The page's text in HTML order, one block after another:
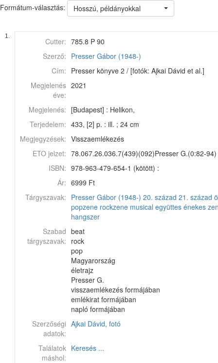
Formátum-választás: Hosszú, példányokkal
1.
Cutter: 785.8 P 90
Szerző: Presser Gábor (1948-)
Cím: Presser könyve 2 / [fotók: Ajkai Dávid et al.]
Megjelenés
éve:
2021
Megjelenés: [Budapest] : Helikon,
Terjedelem: 433, [2] p. : ill. ; 24 cm
Megjegyzések: Visszaemlékezés
ETO jelzet: 78.067.26.036.7(439)(092)Presser G.(0:82-94)
ISBN: 978-963-479-654-1 (kötött) :
Ár: 6999 Ft
Tárgyszavak: Presser Gábor (1948-) 20. század 21. század
popzene rockzene musical együttes énekes
hangszer
Szabad
tárgyszavak:
beat
rock
pop
Magyarország
életrajz
Presser G.
visszaemlékezés formájában
emlékirat formájában
napló formájában
Szerzőségi
adatok:
Ajkai Dávid, fotó
Találatok
máshol:
Keresés ...